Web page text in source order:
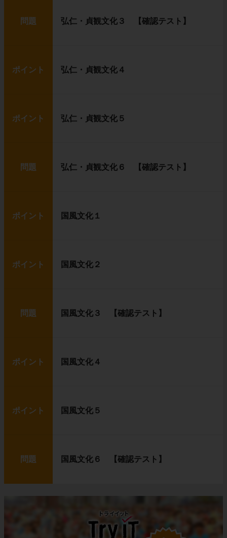
問題 弘仁・貞観文化３ 【確認テスト】
ポイント 弘仁・貞観文化４
ポイント 弘仁・貞観文化５
問題 弘仁・貞観文化６ 【確認テスト】
ポイント 国風文化１
ポイント 国風文化２
問題 国風文化３ 【確認テスト】
ポイント 国風文化４
ポイント 国風文化５
問題 国風文化６ 【確認テスト】